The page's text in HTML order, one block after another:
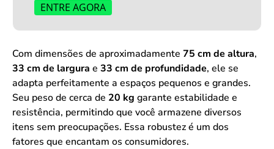
ENTRE AGORA
Com dimensões de aproximadamente 75 cm de altura,
33 cm de largura e 33 cm de profundidade, ele se
adapta perfeitamente a espaços pequenos e grandes.
Seu peso de cerca de 20 kg garante estabilidade e
resistência, permitindo que você armazene diversos
itens sem preocupações. Essa robustez é um dos
fatores que encantam os consumidores.